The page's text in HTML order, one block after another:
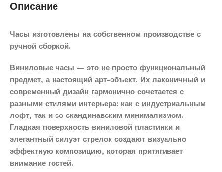
Описание
Часы изготовлены на собственном производстве с
ручной сборкой.
Виниловые часы — это не просто функциональный
предмет, а настоящий арт-объект. Их лаконичный и
современный дизайн гармонично сочетается с
разными стилями интерьера: как с индустриальным
лофт, так и со скандинавским минимализмом.
Гладкая поверхность виниловой пластинки и
элегантный силуэт стрелок создают визуально
эффектную композицию, которая притягивает
внимание гостей.